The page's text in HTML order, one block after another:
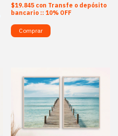
$19.845 con Transfe o depósito
bancario :: 10% OFF
Comprar